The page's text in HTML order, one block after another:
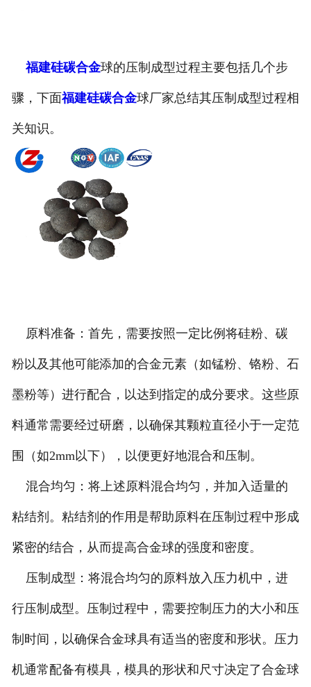
福建硅碳合金球的压制成型过程主要包括几个步
骤，下面福建硅碳合金球厂家总结其压制成型过程相
关知识。
原料准备：首先，需要按照一定比例将硅粉、碳
粉以及其他可能添加的合金元素（如锰粉、铬粉、石
墨粉等）进行配合，以达到指定的成分要求。这些原
料通常需要经过研磨，以确保其颗粒直径小于一定范
围（如2mm以下），以便更好地混合和压制。
混合均匀：将上述原料混合均匀，并加入适量的
粘结剂。粘结剂的作用是帮助原料在压制过程中形成
紧密的结合，从而提高合金球的强度和密度。
压制成型：将混合均匀的原料放入压力机中，进
行压制成型。压制过程中，需要控制压力的大小和压
制时间，以确保合金球具有适当的密度和形状。压力
机通常配备有模具，模具的形状和尺寸决定了合金球